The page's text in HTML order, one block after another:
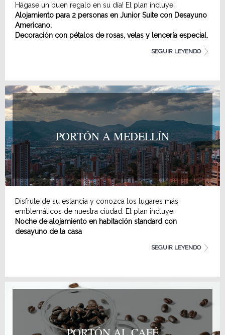
Hágase un buen regalo en su día! El plan incluye:
Alojamiento para 2 personas en Junior Suite con Desayuno
Americano.
Decoración con pétalos de rosas, velas y lencería especial.
SEGUIR LEYENDO
PORTÓN A MEDELLÍN
Disfrute de su estancia y conozca los lugares más
emblemáticos de nuestra ciudad. El plan incluye:
Noche de alojamiento en habitación standard con
desayuno de la casa
Recorrido con guía turística por la ciudad, visita a lugares
SEGUIR LEYENDO